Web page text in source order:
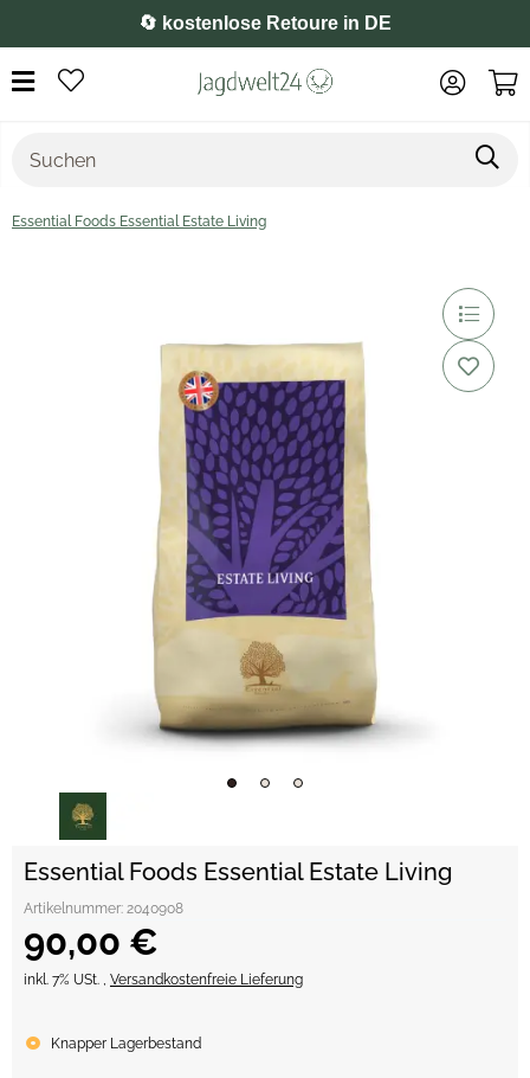
🔄 kostenlose Retoure in DE
Essential Foods Essential Estate Living
Essential Foods Essential Estate Living
Artikelnummer: 2040908
90,00 €
inkl. 7% USt. , Versandkostenfreie Lieferung
Knapper Lagerbestand